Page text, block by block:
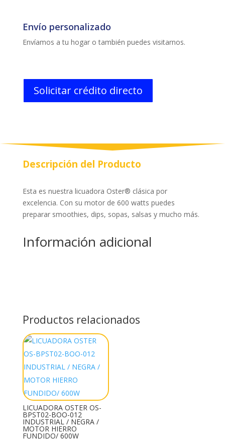
Envío personalizado
Envíamos a tu hogar o también puedes visitarnos.
Solicitar crédito directo
Descripción del Producto
Esta es nuestra licuadora Oster® clásica por
excelencia. Con su motor de 600 watts puedes
preparar smoothies, dips, sopas, salsas y mucho más.
Información adicional
Productos relacionados
LICUADORA OSTER OS-
BPST02-BOO-012
INDUSTRIAL / NEGRA /
MOTOR HIERRO
FUNDIDO/ 600W